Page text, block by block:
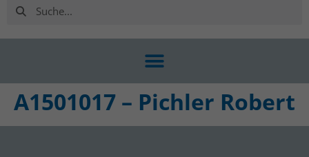
A1501017 – Pichler Robert